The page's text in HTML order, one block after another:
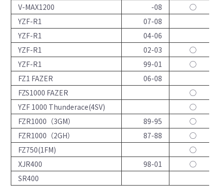
V-MAX1200
-08
◯
YZF-R1
07-08
YZF-R1
04-06
YZF-R1
02-03
◯
YZF-R1
99-01
◯
FZ1 FAZER
06-08
FZS1000 FAZER
◯
YZF 1000 Thunderace(4SV)
◯
FZR1000（3GM）
89-95
◯
FZR1000（2GH）
87-88
◯
FZ750(1FM)
◯
XJR400
98-01
◯
SR400